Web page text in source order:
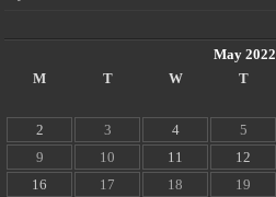
May 2022
M
T W T
2
3 4 5
9
10 11 12
16
17 18 19